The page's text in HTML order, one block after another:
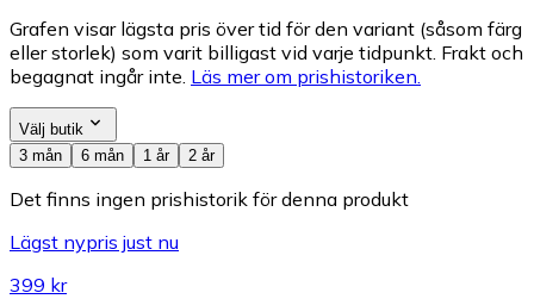
Grafen visar lägsta pris över tid för den variant (såsom färg
eller storlek) som varit billigast vid varje tidpunkt. Frakt och
begagnat ingår inte. Läs mer om prishistoriken.
Välj butik
3 mån
6 mån 1 år 2 år
Det finns ingen prishistorik för denna produkt
Lägst nypris just nu
399 kr